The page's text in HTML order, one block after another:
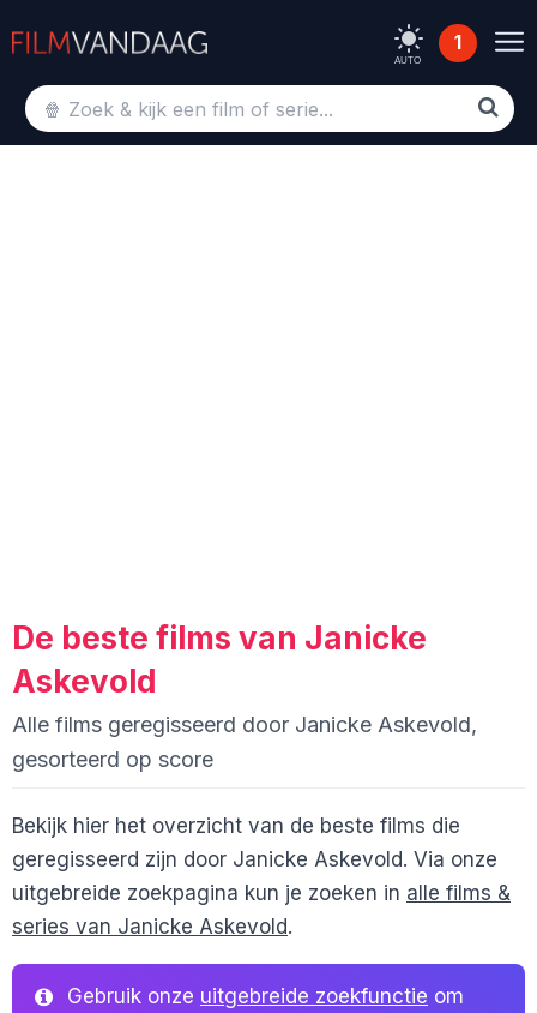
AUTO
1
De beste films van Janicke
Askevold
Alle films geregisseerd door Janicke Askevold,
gesorteerd op score
Bekijk hier het overzicht van de beste films die
geregisseerd zijn door Janicke Askevold. Via onze
uitgebreide zoekpagina kun je zoeken in alle films &
series van Janicke Askevold.
Gebruik onze uitgebreide zoekfunctie om